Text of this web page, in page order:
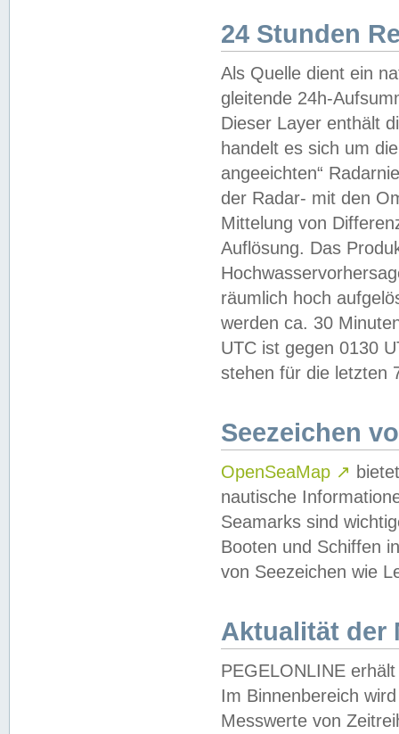
24 Stunden
Als Quelle dient ein
gleitende 24h-
Dieser Layer enthält
handelt es sich um
angeeichten“
der Radar- mit den
Mittelung von
Auflösung. Das
räumlich hoch
werden ca. 30
UTC ist gegen 0130
stehen für die letzten
Seezeichen
OpenSeaMap ↗
nautische
Seamarks sind
Booten und Schiffen
von Seezeichen wie
Aktualität der
PEGELONLINE
Im Binnenbereich
Messwerte von